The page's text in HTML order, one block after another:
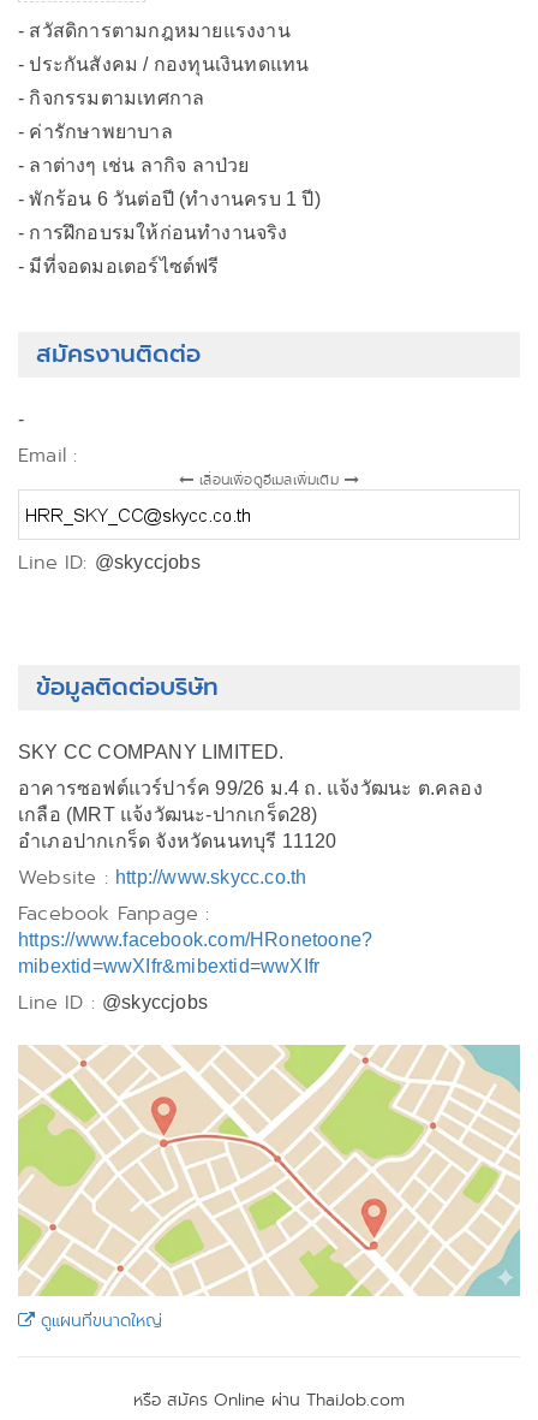
- สวัสดิการตามกฎหมายแรงงาน
- ประกันสังคม / กองทุนเงินทดแทน
- กิจกรรมตามเทศกาล
- ค่ารักษาพยาบาล
- ลาต่างๆ เช่น ลากิจ ลาป่วย
- พักร้อน 6 วันต่อปี (ทำงานครบ 1 ปี)
- การฝึกอบรมให้ก่อนทำงานจริง
- มีที่จอดมอเตอร์ไซต์ฟรี
สมัครงานติดต่อ
-
Email :
เลื่อนเพื่อดูอีเมลเพิ่มเติม
Line ID: @skyccjobs
ข้อมูลติดต่อบริษัท
SKY CC COMPANY LIMITED.
อาคารซอฟต์แวร์ปาร์ค 99/26 ม.4 ถ. แจ้งวัฒนะ ต.คลอง
เกลือ (MRT แจ้งวัฒนะ-ปากเกร็ด28)
อำเภอปากเกร็ด จังหวัดนนทบุรี 11120
Website : http://www.skycc.co.th
Facebook Fanpage :
https://www.facebook.com/HRonetoone?
mibextid=wwXIfr&mibextid=wwXIfr
Line ID : @skyccjobs
ดูแผนที่ขนาดใหญ่
หรือ สมัคร Online ผ่าน ThaiJob.com